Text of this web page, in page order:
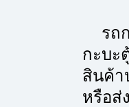
รถก
กะบะ
สินค้า
หรือส่